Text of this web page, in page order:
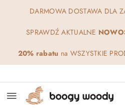
Przejdź do treści głównej
Przejdź do wyszukiwarki
Przejdź do moje konto
Przejdź do menu
Przejdź do opisu
Przejdź do stopki
DARMOWA DOSTAWA DLA
SPRAWDŹ AKTUALNE
20% rabatu na WSZYSTKIE